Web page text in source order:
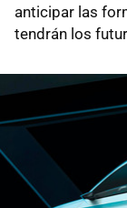
anticipar las
tendrán los